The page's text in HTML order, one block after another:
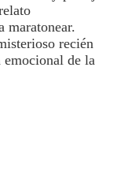
maratonear.
recién
de la